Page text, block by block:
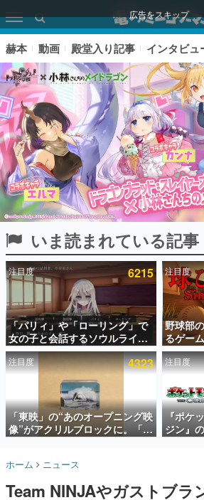
広告をスキップ
ピックアップ
電ファミのいま読まれている記事ランキン
アプリセール情報
インタビュー
連載・特集一覧
殿堂入り記事
SNS拡散数が数千以上！ ページ
ど。多くの人々に読まれた、電
事をまとめました。
名作ゲームクリエイターの方々
きます。
赫本 動画 殿堂入り記事 インタビュ
いま読まれている記事
注目度 6215
「パリィ」や「ローリング」で
女の子と会話するソウルライク
恋愛ゲーム『小早川さんはソウ
ルライク』無料公開。返事に失
敗すると「YOU DIED」
注目度
野球部
るゲー
シュリ
対応し
ダム・
プロ野
注目度 4323
「東映」の“あのオープニング映
像”がアクリルブロックに。「東
映ヒストリカル グッズコレクシ
注目度
『ポケ
ジン』
中！レ
ホーム ニュース
Team NINJAやガストブラ